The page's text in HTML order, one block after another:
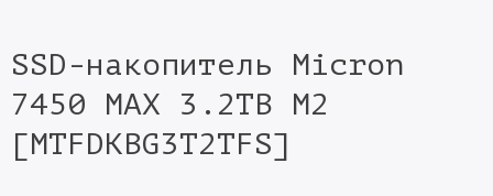
SSD-накопитель Micron
7450 MAX 3.2TB M2
[MTFDKBG3T2TFS]